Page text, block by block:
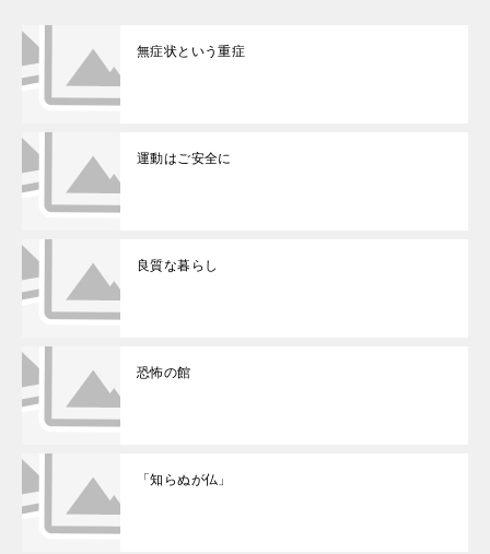
無症状という重症
運動はご安全に
良質な暮らし
恐怖の館
「知らぬが仏」